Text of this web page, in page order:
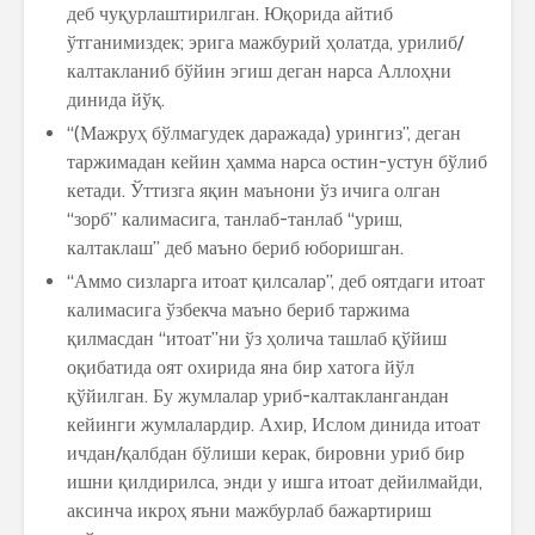
деб чуқурлаштирилган. Юқорида айтиб
ўтганимиздек; эрига мажбурий ҳолатда, урилиб/
калтакланиб бўйин эгиш деган нарса Аллоҳни
динида йўқ.
“(Мажруҳ бўлмагудек даражада) урингиз”, деган
таржимадан кейин ҳамма нарса остин-устун бўлиб
кетади. Ўттизга яқин маънони ўз ичига олган
“зорб” калимасига, танлаб-танлаб “уриш,
калтаклаш” деб маъно бериб юборишган.
“Аммо сизларга итоат қилсалар”, деб оятдаги итоат
калимасига ўзбекча маъно бериб таржима
қилмасдан “итоат”ни ўз ҳолича ташлаб қўйиш
оқибатида оят охирида яна бир хатога йўл
қўйилган. Бу жумлалар уриб-калтаклангандан
кейинги жумлалардир. Ахир, Ислом динида итоат
ичдан/қалбдан бўлиши керак, бировни уриб бир
ишни қилдирилса, энди у ишга итоат дейилмайди,
аксинча икроҳ яъни мажбурлаб бажартириш